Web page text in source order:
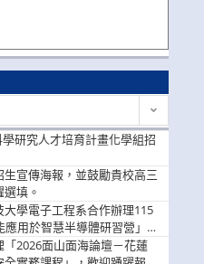
研究人才培育計畫化學組招
宣傳海報，並鼓勵貴校高三
填。
學電子工程系合作辦理115
用於智慧半導體研習營」，
2026面山面海論壇－花蓮